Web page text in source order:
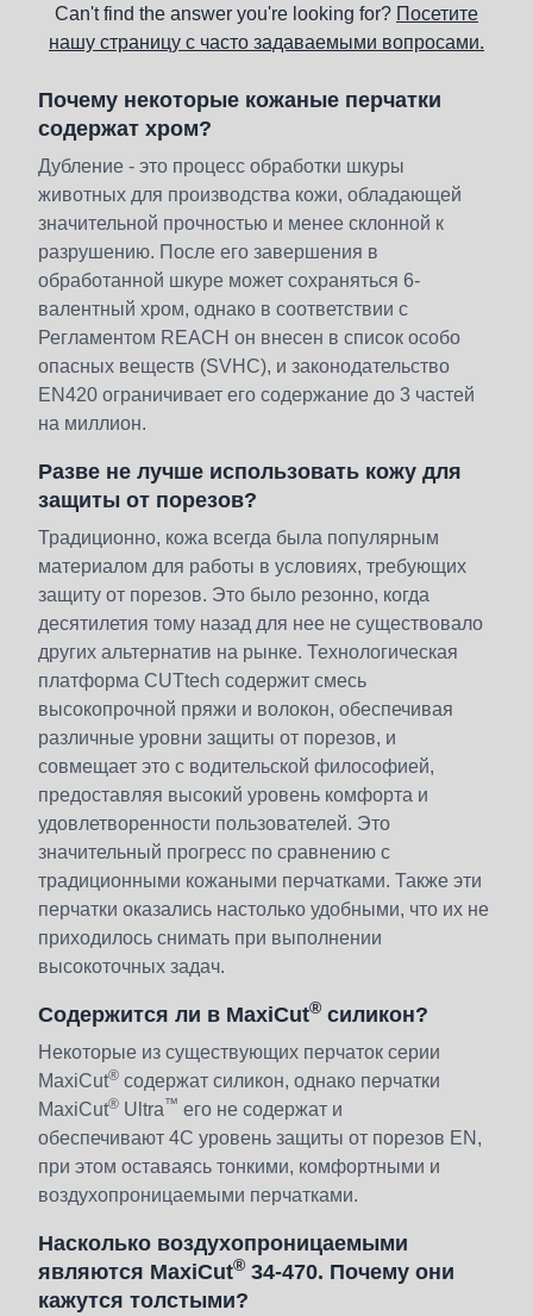
Can't find the answer you're looking for? Посетите
нашу страницу с часто задаваемыми вопросами.
Почему некоторые кожаные перчатки
содержат хром?
Дубление - это процесс обработки шкуры
животных для производства кожи, обладающей
значительной прочностью и менее склонной к
разрушению. После его завершения в
обработанной шкуре может сохраняться 6-
валентный хром, однако в соответствии с
Регламентом REACH он внесен в список особо
опасных веществ (SVHC), и законодательство
EN420 ограничивает его содержание до 3 частей
на миллион.
Разве не лучше использовать кожу для
защиты от порезов?
Традиционно, кожа всегда была популярным
материалом для работы в условиях, требующих
защиту от порезов. Это было резонно, когда
десятилетия тому назад для нее не существовало
других альтернатив на рынке. Технологическая
платформа CUTtech содержит смесь
высокопрочной пряжи и волокон, обеспечивая
различные уровни защиты от порезов, и
совмещает это с водительской философией,
предоставляя высокий уровень комфорта и
удовлетворенности пользователей. Это
значительный прогресс по сравнению с
традиционными кожаными перчатками. Также эти
перчатки оказались настолько удобными, что их не
приходилось снимать при выполнении
высокоточных задач.
Содержится ли в MaxiCut® силикон?
Некоторые из существующих перчаток серии
MaxiCut® содержат силикон, однако перчатки
MaxiCut® Ultra™ его не содержат и
обеспечивают 4C уровень защиты от порезов EN,
при этом оставаясь тонкими, комфортными и
воздухопроницаемыми перчатками.
Насколько воздухопроницаемыми
являются MaxiCut® 34-470. Почему они
кажутся толстыми?